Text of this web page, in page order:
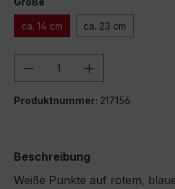
ca. 14 cm ca. 23 cm
Produkt Anzahl: Gib
Produktnummer: 217156
Beschreibung
Weiße Punkte auf rotem,